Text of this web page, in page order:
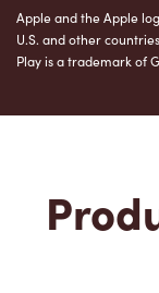
Apple and the Apple
U.S. and other
Play is a trademark of